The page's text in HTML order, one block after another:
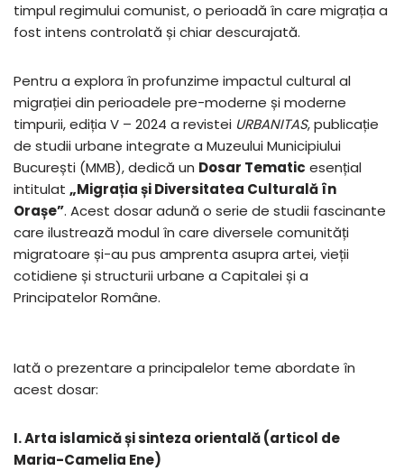
timpul regimului comunist, o perioadă în care migrația a
fost intens controlată și chiar descurajată.
Pentru a explora în profunzime impactul cultural al
migrației din perioadele pre-moderne și moderne
timpurii, ediția V – 2024 a revistei URBANITAS, publicație
de studii urbane integrate a Muzeului Municipiului
București (MMB), dedică un Dosar Tematic esențial
intitulat „Migrația și Diversitatea Culturală în
Orașe”. Acest dosar adună o serie de studii fascinante
care ilustrează modul în care diversele comunități
migratoare și-au pus amprenta asupra artei, vieții
cotidiene și structurii urbane a Capitalei și a
Principatelor Române.
Iată o prezentare a principalelor teme abordate în
acest dosar:
I. Arta islamică și sinteza orientală (articol de
Maria-Camelia Ene)